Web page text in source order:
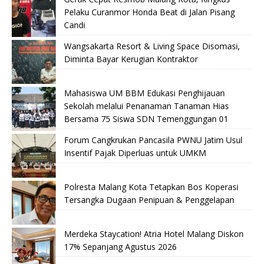
Pelaku Curanmor Honda Beat di Jalan Pisang
Candi
Wangsakarta Resort & Living Space Disomasi,
Diminta Bayar Kerugian Kontraktor
Mahasiswa UM BBM Edukasi Penghijauan
Sekolah melalui Penanaman Tanaman Hias
Bersama 75 Siswa SDN Temenggungan 01
Forum Cangkrukan Pancasila PWNU Jatim Usul
Insentif Pajak Diperluas untuk UMKM
Polresta Malang Kota Tetapkan Bos Koperasi
Tersangka Dugaan Penipuan & Penggelapan
Merdeka Staycation! Atria Hotel Malang Diskon
17% Sepanjang Agustus 2026